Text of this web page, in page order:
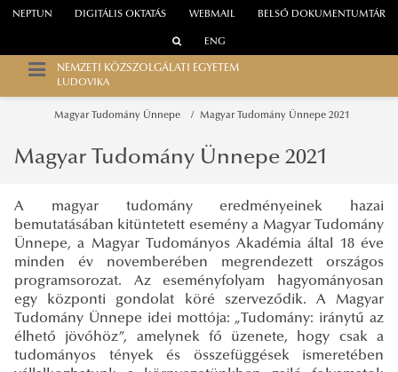
WEBMAIL
NEPTUN DIGITÁLIS OKTATÁS BELSŐ DOKUMENTUMTÁR
ENG
NEMZETI KÖZSZOLGÁLATI EGYETEM
LUDOVIKA
Magyar Tudomány Ünnepe Magyar Tudomány Ünnepe 2021
Magyar Tudomány Ünnepe 2021
A magyar tudomány eredményeinek hazai
bemutatásában kitüntetett esemény a Magyar Tudomány
Ünnepe, a Magyar Tudományos Akadémia által 18 éve
minden év novemberében megrendezett országos
programsorozat. Az eseményfolyam hagyományosan
egy központi gondolat köré szerveződik. A Magyar
Tudomány Ünnepe idei mottója: „Tudomány: iránytű az
élhető jövőhöz”, amelynek fő üzenete, hogy csak a
tudományos tények és összefüggések ismeretében